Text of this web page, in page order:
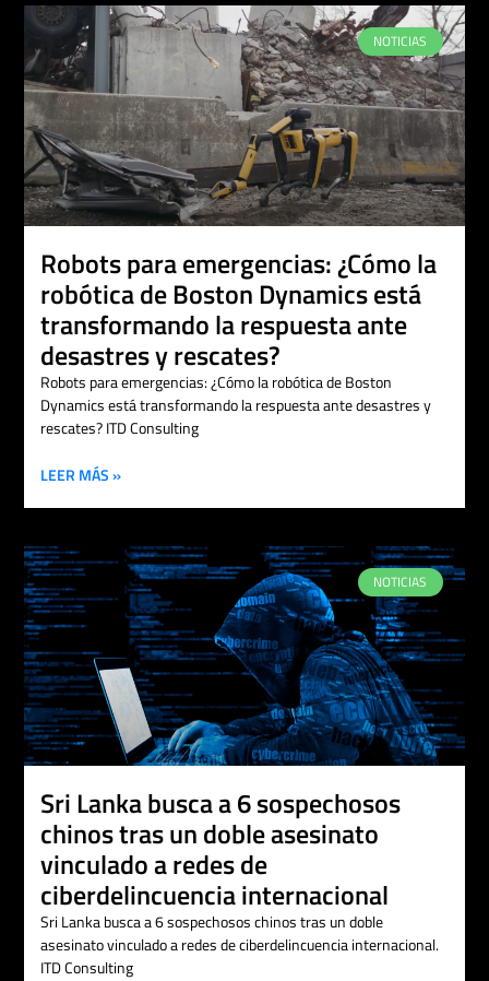
NOTICIAS
Robots para emergencias: ¿Cómo la
robótica de Boston Dynamics está
transformando la respuesta ante
desastres y rescates?
Robots para emergencias: ¿Cómo la robótica de Boston
Dynamics está transformando la respuesta ante desastres y
rescates? ITD Consulting
LEER MÁS »
NOTICIAS
Sri Lanka busca a 6 sospechosos
chinos tras un doble asesinato
vinculado a redes de
ciberdelincuencia internacional
Sri Lanka busca a 6 sospechosos chinos tras un doble
asesinato vinculado a redes de ciberdelincuencia internacional.
ITD Consulting